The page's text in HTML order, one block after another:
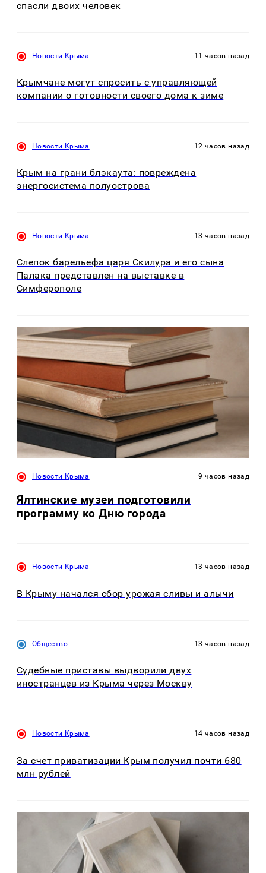
спасли двоих человек
Новости Крыма 11 часов назад
Крымчане могут спросить с управляющей
компании о готовности своего дома к зиме
Новости Крыма 12 часов назад
Крым на грани блэкаута: повреждена
энергосистема полуострова
Новости Крыма 13 часов назад
Слепок барельефа царя Скилура и его сына
Палака представлен на выставке в
Симферополе
Новости Крыма 9 часов назад
Ялтинские музеи подготовили
программу ко Дню города
Новости Крыма 13 часов назад
В Крыму начался сбор урожая сливы и алычи
Общество 13 часов назад
Судебные приставы выдворили двух
иностранцев из Крыма через Москву
Новости Крыма 14 часов назад
За счет приватизации Крым получил почти 680
млн рублей